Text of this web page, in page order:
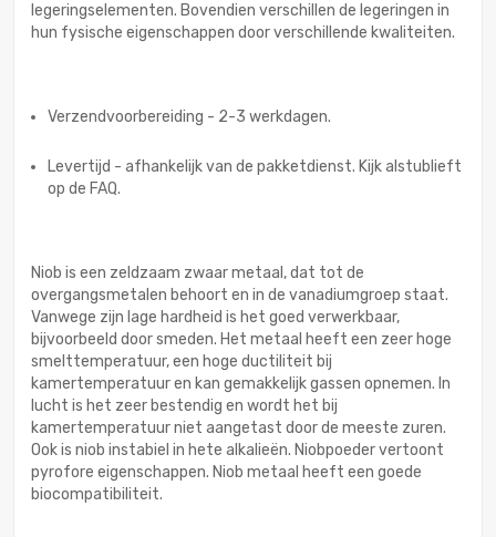
legeringselementen. Bovendien verschillen de legeringen in
hun fysische eigenschappen door verschillende kwaliteiten.
Verzendvoorbereiding - 2-3 werkdagen.
Levertijd - afhankelijk van de pakketdienst. Kijk alstublieft
op de FAQ.
Niob is een zeldzaam zwaar metaal, dat tot de
overgangsmetalen behoort en in de vanadiumgroep staat.
Vanwege zijn lage hardheid is het goed verwerkbaar,
bijvoorbeeld door smeden. Het metaal heeft een zeer hoge
smelttemperatuur, een hoge ductiliteit bij
kamertemperatuur en kan gemakkelijk gassen opnemen. In
lucht is het zeer bestendig en wordt het bij
kamertemperatuur niet aangetast door de meeste zuren.
Ook is niob instabiel in hete alkalieën. Niobpoeder vertoont
pyrofore eigenschappen. Niob metaal heeft een goede
biocompatibiliteit.